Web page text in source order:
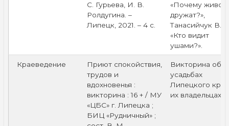
С. Гурьева, И. В.
Ролдугина. –
Липецк, 2021. – 4 с.
«Почему
дружат?»,
Танасийчук В.
«Кто видит
ушами?».
Краеведение
Приют спокойствия,
трудов и
вдохновенья :
викторина : 16 + / МУ
«ЦБС» г. Липецка ;
БИЦ «Рудничный» ;
Викторина об
усадьбах
Липецкого
их владельцах.